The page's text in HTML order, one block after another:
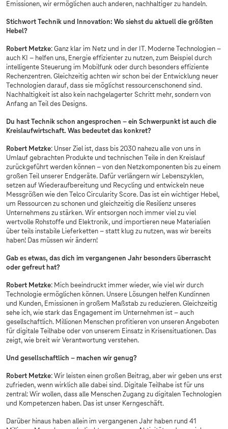
Emissionen, wir ermöglichen auch anderen, nachhaltiger zu handeln.
Stichwort Technik und Innovation: Wo siehst du aktuell die größten
Hebel?
Robert Metzke: Ganz klar im Netz und in der IT. Moderne Technologien –
auch KI – helfen uns, Energie effizienter zu nutzen, zum Beispiel durch
intelligente Steuerung im Mobilfunk oder durch besonders effiziente
Rechenzentren. Gleichzeitig achten wir schon bei der Entwicklung neuer
Technologien darauf, dass sie möglichst ressourcenschonend sind.
Nachhaltigkeit ist also kein nachgelagerter Schritt mehr, sondern von
Anfang an Teil des Designs.
Du hast Technik schon angesprochen – ein Schwerpunkt ist auch die
Kreislaufwirtschaft. Was bedeutet das konkret?
Robert Metzke: Unser Ziel ist, dass bis 2030 nahezu alle von uns in
Umlauf gebrachten Produkte und technischen Teile in den Kreislauf
zurückgeführt werden können – von den Netzkomponenten bis zu einem
großen Teil unserer Endgeräte. Dafür verlängern wir Lebenszyklen,
setzen auf Wiederaufbereitung und Recycling und entwickeln neue
Messgrößen wie den Telco Circularity Score. Das ist ein wichtiger Hebel,
um Ressourcen zu schonen und gleichzeitig die Resilienz unseres
Unternehmens zu stärken. Wir entsorgen noch immer viel zu viel
wertvolle Rohstoffe und Elektronik, und importieren neue Materialien
über teils instabile Lieferketten – statt klug zu nutzen, was wir bereits
haben! Das müssen wir ändern!
Gab es etwas, das dich im vergangenen Jahr besonders überrascht
oder gefreut hat?
Robert Metzke: Mich beeindruckt immer wieder, wie viel wir durch
Technologie ermöglichen können. Unsere Lösungen helfen Kundinnen
und Kunden, Emissionen in großem Maßstab zu reduzieren. Gleichzeitig
sehe ich, wie stark das Engagement im Unternehmen ist – auch
gesellschaftlich. Millionen Menschen profitieren von unseren Angeboten
für digitale Teilhabe oder von unserem Einsatz in Krisensituationen. Das
zeigt, wie breit wir Verantwortung verstehen.
Und gesellschaftlich – machen wir genug?
Robert Metzke: Wir leisten einen großen Beitrag, aber wir geben uns erst
zufrieden, wenn wirklich alle dabei sind. Digitale Teilhabe ist für uns
zentral: Wir wollen, dass alle Menschen Zugang zu digitalen Technologien
und Kompetenzen haben. Das ist unser Kerngeschäft.
Darüber hinaus haben allein im vergangenen Jahr haben rund 41